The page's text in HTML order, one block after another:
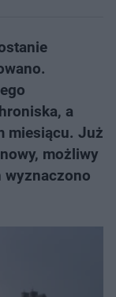
a
miesiącu. Już
możliwy
wyznaczono